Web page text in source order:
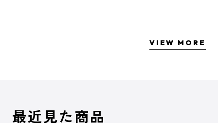
VIEW MORE
最近見た商品